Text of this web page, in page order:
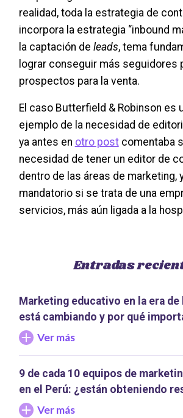
realidad, toda la estrategia de
incorpora la estrategia “inbound
la captación de leads, tema
lograr conseguir más seguidores
prospectos para la venta.
El caso Butterfield & Robinson es
ejemplo de la necesidad de
ya antes en otro postcomentaba
necesidad de tener un editor de
dentro de las áreas de marketing,
mandatorio si se trata de una
servicios, más aún ligada a la
Entradas
Marketing educativo en la era de
está cambiando y por qué
Ver más
9 de cada 10 equipos de
en el Perú: ¿están obteniendo
Ver más